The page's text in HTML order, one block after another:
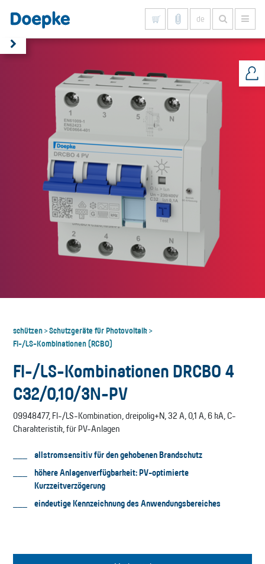
de
schützen>Schutzgeräte für Photovoltaik>
FI-/LS-Kombinationen (RCBO)
FI-/LS-Kombinationen DRCBO 4
C32/0,10/3N-PV
09948477, FI-/LS-Kombination, dreipolig+N, 32 A, 0,1 A, 6 kA, C-
Charakteristik, für PV-Anlagen
allstromsensitiv für den gehobenen Brandschutz
höhere Anlagenverfügbarkeit: PV-optimierte
Kurzzeitverzögerung
eindeutige Kennzeichnung des Anwendungsbereiches